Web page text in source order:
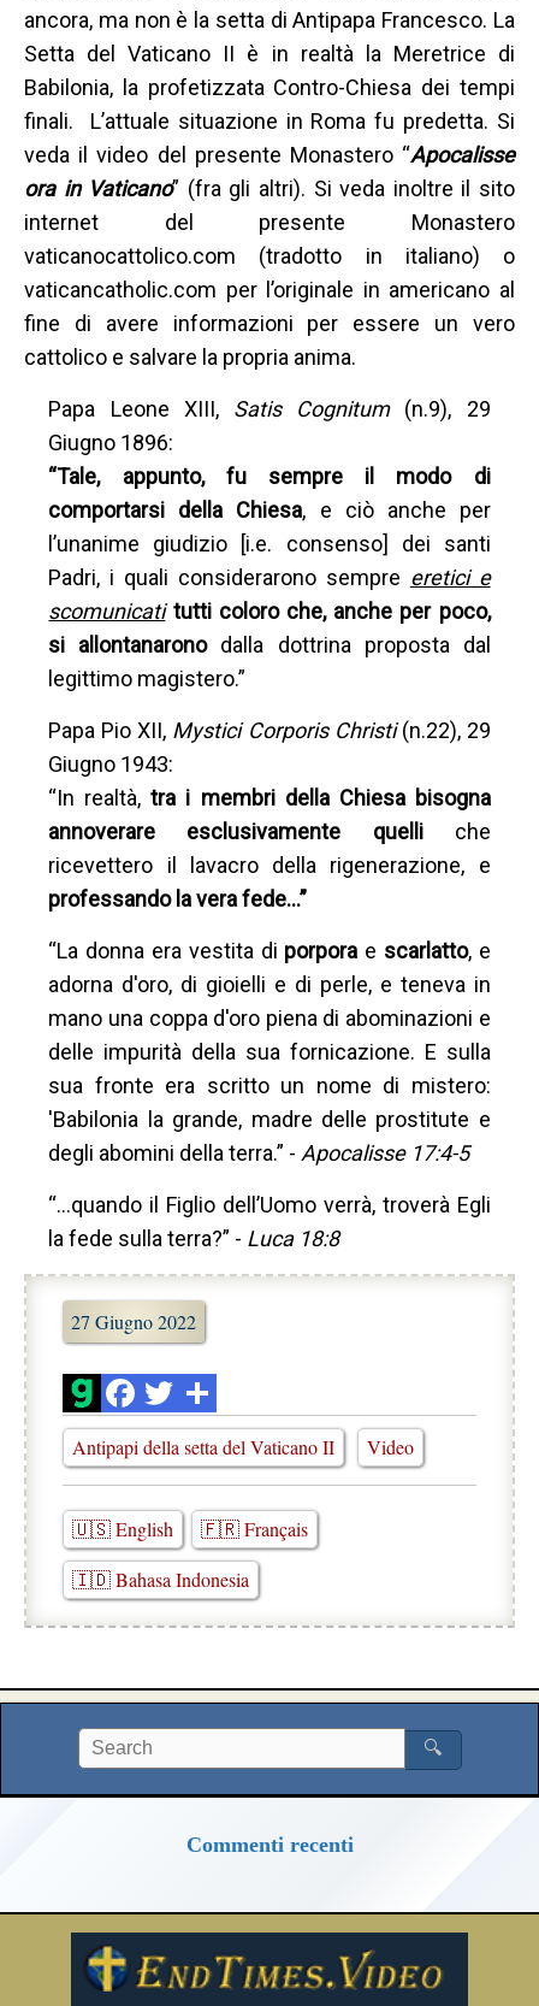
ancora, ma non è la setta di Antipapa Francesco. La
Setta del Vaticano II è in realtà la Meretrice di
Babilonia, la profetizzata Contro-Chiesa dei tempi
finali. L’attuale situazione in Roma fu predetta. Si
veda il video del presente Monastero “Apocalisse
ora in Vaticano” (fra gli altri). Si veda inoltre il sito
internet del presente Monastero
vaticanocattolico.com (tradotto in italiano) o
vaticancatholic.com per l’originale in americano al
fine di avere informazioni per essere un vero
cattolico e salvare la propria anima.
Papa Leone XIII, Satis Cognitum(n.9), 29
Giugno 1896:
“Tale, appunto, fu sempre il modo di
comportarsi della Chiesa, e ciò anche per
l’unanime giudizio [i.e. consenso] dei santi
Padri, i quali considerarono sempre eretici e
scomunicati tutti coloro che, anche per poco,
si allontanaronodalla dottrina proposta dal
legittimo magistero.”
Papa Pio XII, Mystici Corporis Christi(n.22), 29
Giugno 1943:
“In realtà,tra i membri della Chiesa bisogna
annoverare esclusivamente quelliche
ricevettero il lavacro della rigenerazione, e
professando la vera fede…”
“La donna era vestita di porpora e scarlatto, e
adorna d'oro, di gioielli e di perle, e teneva in
mano una coppa d'oro piena di abominazioni e
delle impurità della sua fornicazione. E sulla
sua fronte era scritto un nome di mistero:
'Babilonia la grande, madre delle prostitute e
degli abomini della terra.” - Apocalisse 17:4-5
“…quando il Figlio dell’Uomo verrà, troverà Egli
la fede sulla terra?” - Luca 18:8
27 Giugno 2022
Antipapi della setta del Vaticano II Video
🇺🇸 English
🇫🇷 Français
🇮🇩 Bahasa Indonesia
🔍
Commenti recenti